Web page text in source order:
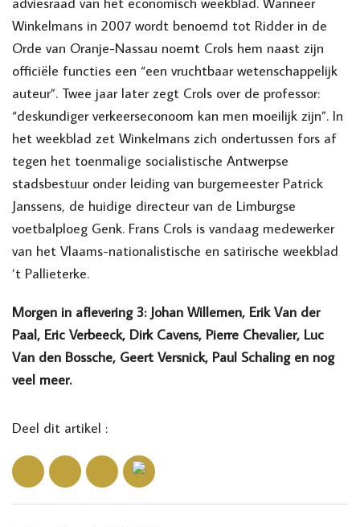
Winkelmans in 2007 wordt benoemd tot Ridder in de
Orde van Oranje-Nassau noemt Crols hem naast zijn
officiële functies een “een vruchtbaar wetenschappelijk
auteur”. Twee jaar later zegt Crols over de professor:
“deskundiger verkeerseconoom kan men moeilijk zijn”. In
het weekblad zet Winkelmans zich ondertussen fors af
tegen het toenmalige socialistische Antwerpse
stadsbestuur onder leiding van burgemeester Patrick
Janssens, de huidige directeur van de Limburgse
voetbalploeg Genk. Frans Crols is vandaag medewerker
van het Vlaams-nationalistische en satirische weekblad
’t Pallieterke.
Morgen in aflevering 3: Johan Willemen, Erik Van der
Paal, Eric Verbeeck, Dirk Cavens, Pierre Chevalier, Luc
Van den Bossche, Geert Versnick, Paul Schaling en nog
veel meer.
Deel dit artikel :